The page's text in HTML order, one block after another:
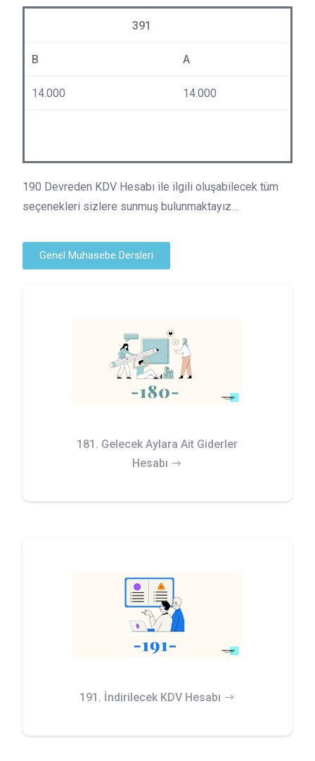
391
B A
14.000 14.000
190 Devreden KDV Hesabı ile ilgili oluşabilecek tüm
seçenekleri sizlere sunmuş bulunmaktayız…
Genel Muhasebe Dersleri
181. Gelecek Aylara Ait Giderler
Hesabı
191. İndirilecek KDV Hesabı